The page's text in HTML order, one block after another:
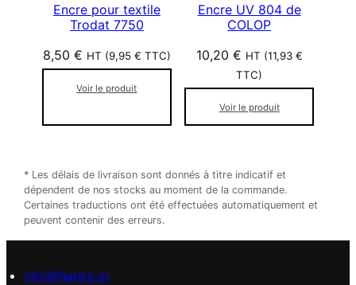
Encre pour textile
Trodat 7750
8,50 € HT (9,95 € TTC)
Voir le produit
Encre UV 804 de
COLOP
10,20 € HT (11,93 €
TTC)
Voir le produit
* Les délais de livraison sont donnés à titre indicatif et
dépendent de nos stocks au moment de la commande.
Certaines traductions ont été effectuées automatiquement et
peuvent contenir des erreurs.
info@hanko.lu